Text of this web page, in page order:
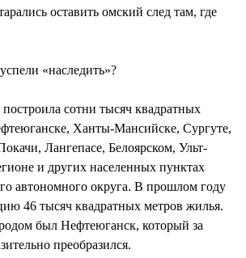
оставить омский след там, где
«наследить»?
сотни тысяч квадратных
Ханты-Мансийске, Сургуте,
Лангепасе, Белоярском, Ульт-
и других населенных пунктах
автономного округа. В прошлом году
46 тысяч квадратных метров жилья.
был Нефтеюганск, который за
преобразился.